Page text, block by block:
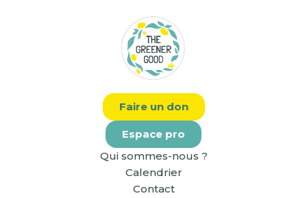
Faire un don
Espace pro
Qui sommes-nous ?
Calendrier
Contact